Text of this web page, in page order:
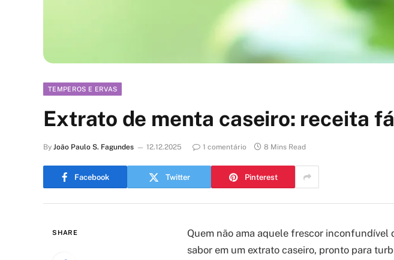
TEMPEROS E ERVAS
Extrato de menta caseiro: receita
By João Paulo S. Fagundes 12.12.2025 1 comentário 8 Mins Read
Facebook Twitter Pinterest
SHARE
Quem não ama aquele frescor inconfundível
sabor em um extrato caseiro, pronto para